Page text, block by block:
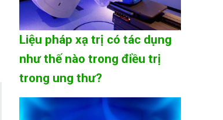
Liệu pháp xạ trị có tác dụng
như thế nào trong điều trị
trong ung thư?